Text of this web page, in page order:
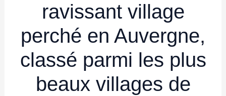
ravissant village
perché en Auvergne,
classé parmi les plus
beaux villages de